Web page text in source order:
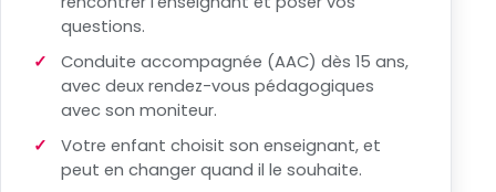
questions.
Conduite accompagnée (AAC) dès 15 ans,
avec deux rendez-vous pédagogiques
avec son moniteur.
Votre enfant choisit son enseignant, et
peut en changer quand il le souhaite.